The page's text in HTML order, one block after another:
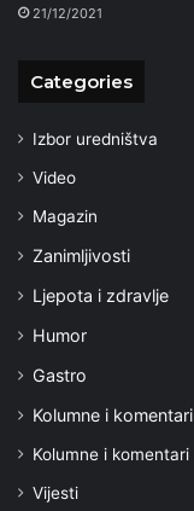
21/12/2021
Categories
Izbor uredništva
Video
Magazin
Zanimljivosti
Ljepota i zdravlje
Humor
Gastro
Kolumne i komentari
Kolumne i komentari
Vijesti